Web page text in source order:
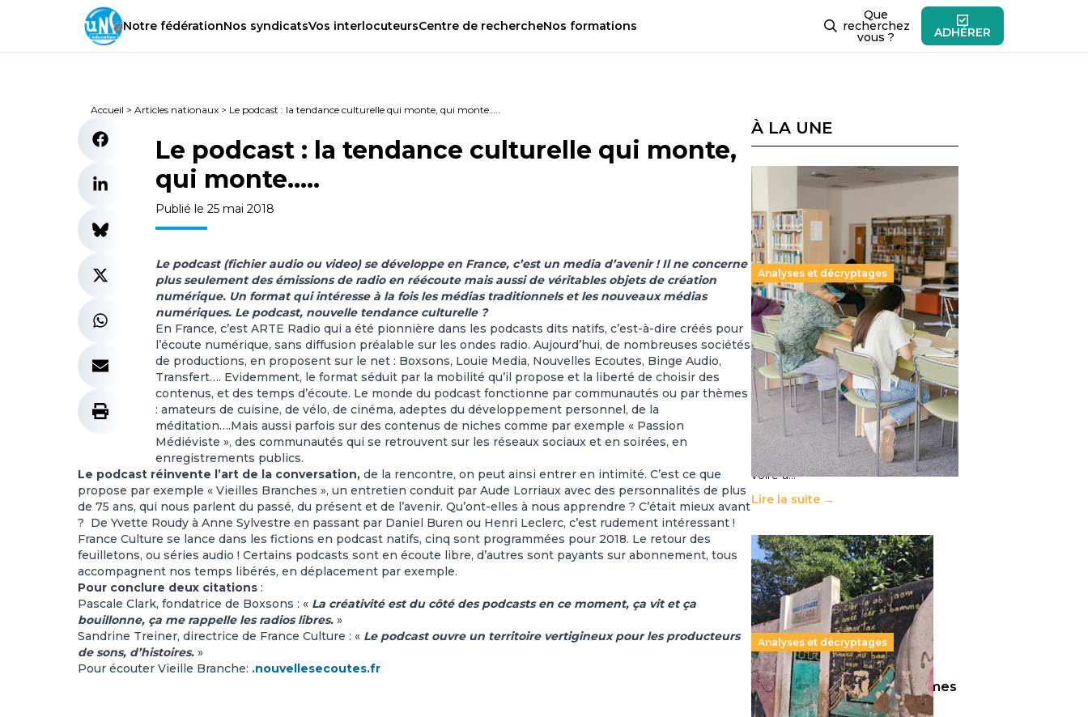
Notre fédérationNos syndicatsVos interlocuteursCentre de rechercheNos formations
Que
recherchez
vous ? ADHÉRER
Accueil > Articles nationaux > Le podcast : la tendance culturelle qui monte, qui monte…..
Le podcast : la tendance culturelle qui monte,
qui monte…..
Publié le 25 mai 2018
Le podcast (fichier audio ou video) se développe en France, c’est un media d’avenir ! Il ne concerne
plus seulement des émissions de radio en réécoute mais aussi de véritables objets de création
numérique. Un format qui intéresse à la fois les médias traditionnels et les nouveaux médias
numériques. Le podcast, nouvelle tendance culturelle ?
En France, c’est ARTE Radio qui a été pionnière dans les podcasts dits natifs, c’est-à-dire créés pour
l’écoute numérique, sans diffusion préalable sur les ondes radio. Aujourd’hui, de nombreuses sociétés
de productions, en proposent sur le net : Boxsons, Louie Media, Nouvelles Ecoutes, Binge Audio,
Transfert…. Evidemment, le format séduit par la mobilité qu’il propose et la liberté de choisir des
contenus, et des temps d’écoute. Le monde du podcast fonctionne par communautés ou par thèmes
: amateurs de cuisine, de vélo, de cinéma, adeptes du développement personnel, de la
méditation….Mais aussi parfois sur des contenus de niches comme par exemple « Passion
Médiéviste », des communautés qui se retrouvent sur les réseaux sociaux et en soirées, en
enregistrements publics.
Le podcast réinvente l’art de la conversation, de la rencontre, on peut ainsi entrer en intimité. C’est ce que
propose par exemple « Vieilles Branches », un entretien conduit par Aude Lorriaux avec des personnalités de plus
de 75 ans, qui nous parlent du passé, du présent et de l’avenir. Qu’ont-elles à nous apprendre ? C’était mieux avant
? De Yvette Roudy à Anne Sylvestre en passant par Daniel Buren ou Henri Leclerc, c’est rudement intéressant !
France Culture se lance dans les fictions en podcast natifs, cinq sont programmées pour 2018. Le retour des
feuilletons, ou séries audio ! Certains podcasts sont en écoute libre, d’autres sont payants sur abonnement, tous
accompagnent nos temps libérés, en déplacement par exemple.
Pour conclure deux citations :
Pascale Clark, fondatrice de Boxsons : « La créativité est du côté des podcasts en ce moment, ça vit et ça
bouillonne, ça me rappelle les radios libres. »
Sandrine Treiner, directrice de France Culture : « Le podcast ouvre un territoire vertigineux pour les producteurs
de sons, d’histoires. »
Pour écouter Vieille Branche: .nouvellesecoutes.fr
À LA UNE
Analyses et décryptages
Supérieur privé : une dérive
qui met à mal la promesse
républicaine
11 juillet 2026- National
Le projet de loi sur la régulation de
l’enseignement supérieur privé met
en lumière l’amplification d’un
système qui relègue l’acte
pédagogique au superfétatoire,
voire à…
Lire la suite →
Analyses et décryptages
258 millions d’enfants victimes
de la guerre, des chocs